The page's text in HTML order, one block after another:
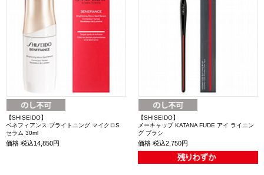
【SHISEIDO】
ベネフィアンス ブライトニング マイクロS
セラム 30ml
価格 税込14,850円
【SHISEIDO】
メーキャップ KATANA FUDE アイ ライニン
グ ブラシ
価格 税込2,750円